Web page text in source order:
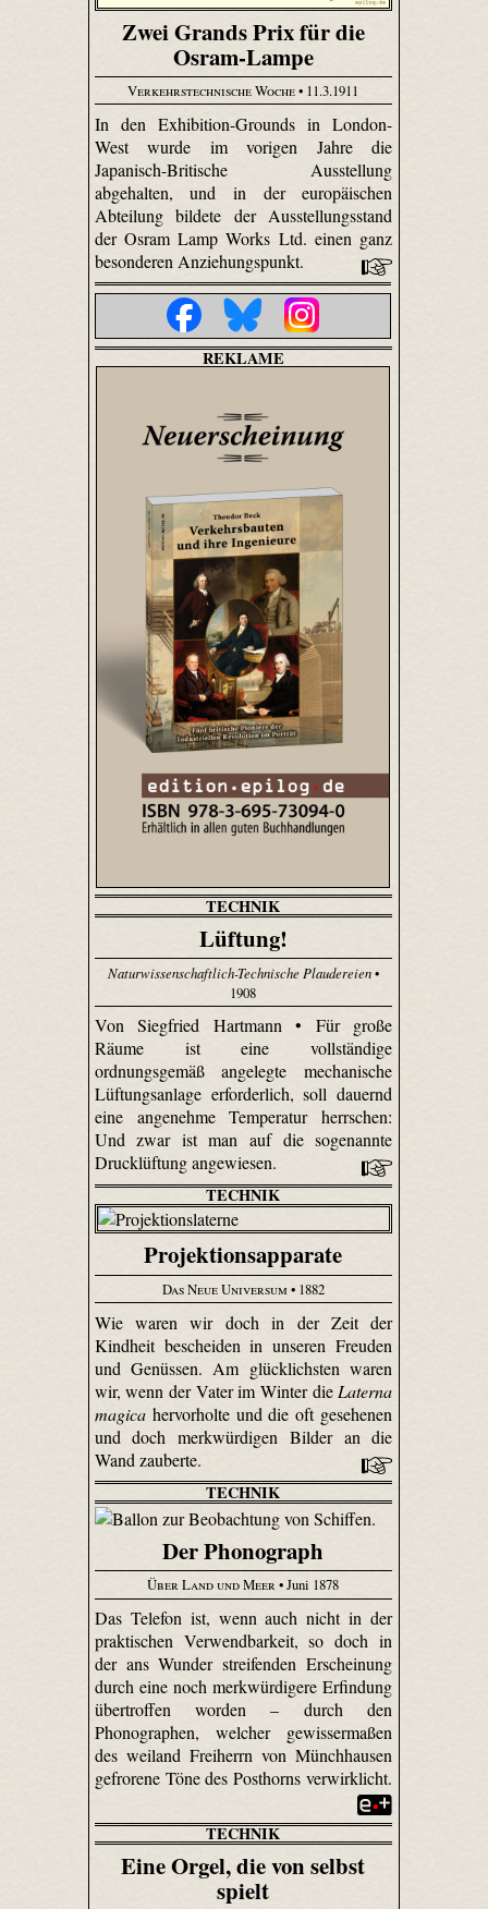
Zwei Grands Prix für die
Osram-Lampe
Verkehrstechnische Woche• 11.3.1911
In den Exhibition-Grounds in London-
West wurde im vorigen Jahre die
Japanisch-Britische Ausstellung
abgehalten, und in der europäischen
Abteilung bildete der Ausstellungsstand
der Osram Lamp Works Ltd. einen ganz
besonderen Anziehungspunkt.
REKLAME
TECHNIK
Lüftung!
Naturwissenschaftlich-Technische Plaudereien•
1908
Von Siegfried Hartmann • Für große
Räume ist eine vollständige
ordnungsgemäß angelegte mechanische
Lüftungsanlage erforderlich, soll dauernd
eine angenehme Temperatur herrschen:
Und zwar ist man auf die sogenannte
Drucklüftung angewiesen.
TECHNIK
Projektionsapparate
Das Neue Universum • 1882
Wie waren wir doch in der Zeit der
Kindheit bescheiden in unseren Freuden
und Genüssen. Am glücklichsten waren
wir, wenn der Vater im Winter die Laterna
magicahervorholte und die oft gesehenen
und doch merkwürdigen Bilder an die
Wand zauberte.
TECHNIK
Der Phonograph
Über Land und Meer• Juni 1878
Das Telefon ist, wenn auch nicht in der
praktischen Verwendbarkeit, so doch in
der ans Wunder streifenden Erscheinung
durch eine noch merkwürdigere Erfindung
übertroffen worden – durch den
Phonographen, welcher gewissermaßen
des weiland Freiherrn von Münchhausen
gefrorene Töne des Posthorns verwirklicht.
TECHNIK
Eine Orgel, die von selbst
spielt